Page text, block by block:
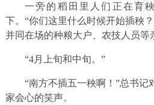
一旁的稻田里人们正在育
下。“你们这里什么时候开始插秧
并同在场的种粮大户、农技人员等
“4月上旬和中旬。”
“南方不插五一秧啊！”总书记
家会心的笑声。